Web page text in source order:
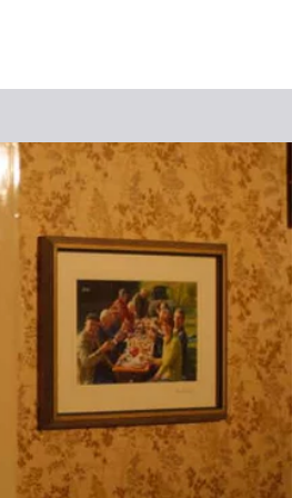
Suchbegriff
Das könnte Sie
Stadtführungen
Ausflugsziele
Wein
Wandern